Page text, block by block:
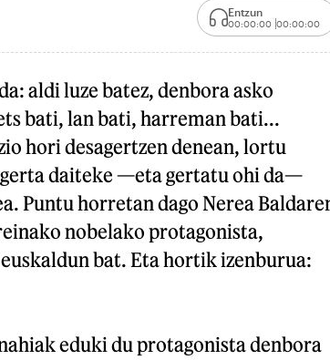
Entzun
00:00:00 00:00:00
aldi luze batez, denbora asko
bati, lan bati, harreman bati...
hori desagertzen denean, lortu
daiteke —eta gertatu ohi da—
Puntu horretan dago Nerea
nobelako protagonista,
bat. Eta hortik izenburua:
eduki du protagonista denbora